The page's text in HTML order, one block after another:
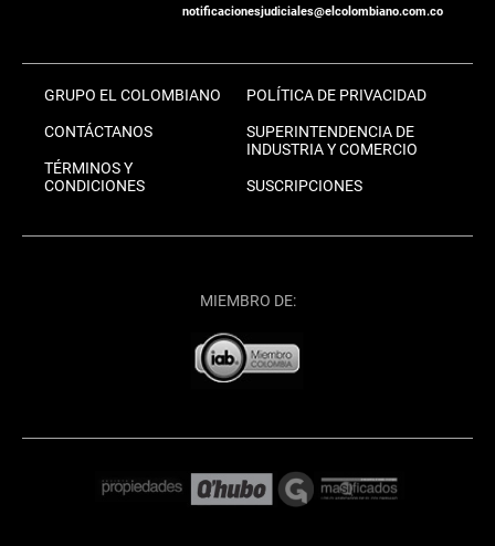
notificacionesjudiciales@elcolombiano.com.co
GRUPO EL COLOMBIANO
CONTÁCTANOS
TÉRMINOS Y
CONDICIONES
POLÍTICA DE PRIVACIDAD
SUPERINTENDENCIA DE
INDUSTRIA Y COMERCIO
SUSCRIPCIONES
MIEMBRO DE: